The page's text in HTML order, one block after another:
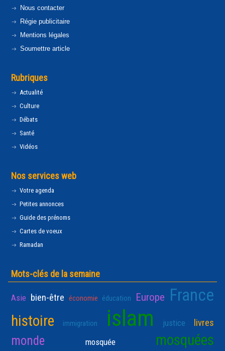
Nous contacter
Régie publicitaire
Mentions légales
Soumettre article
Rubriques
Actualité
Culture
Débats
Santé
Vidéos
Nos services web
Votre agenda
Petites annonces
Guide des prénoms
Cartes de voeux
Ramadan
Mots-clés de la semaine
Asie bien-être économie éducation Europe France
histoire immigration islam justice livres
monde mosquée mosquées